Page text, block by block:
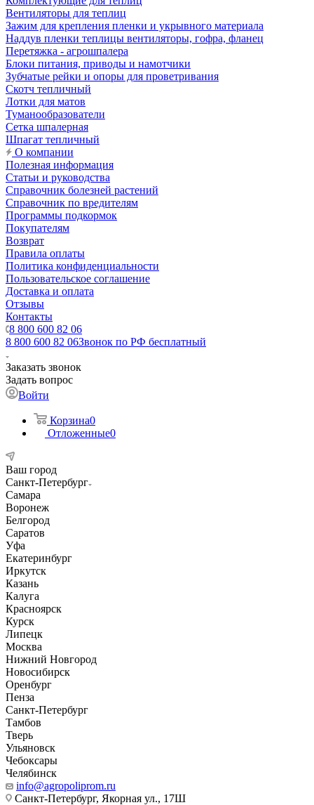
Вентиляторы для теплиц
Зажим для крепления пленки и укрывного материала
Наддув пленки теплицы вентиляторы, гофра, фланец
Перетяжка - агрошпалера
Блоки питания, приводы и намотчики
Зубчатые рейки и опоры для проветривания
Скотч тепличный
Лотки для матов
Туманообразователи
Сетка шпалерная
Шпагат тепличный
О компании
Полезная информация
Статьи и руководства
Справочник болезней растений
Справочник по вредителям
Программы подкормок
Покупателям
Возврат
Правила оплаты
Политика конфиденциальности
Пользовательское соглашение
Доставка и оплата
Отзывы
Контакты
8 800 600 82 06
8 800 600 82 06Звонок по РФ бесплатный
Заказать звонок
Задать вопрос
Войти
Корзина0
Отложенные0
Ваш город
Санкт-Петербург
Самара
Воронеж
Белгород
Саратов
Уфа
Екатеринбург
Иркутск
Казань
Калуга
Красноярск
Курск
Липецк
Москва
Нижний Новгород
Новосибирск
Оренбург
Пенза
Санкт-Петербург
Тамбов
Тверь
Ульяновск
Чебоксары
Челябинск
info@agropoliprom.ru
Санкт-Петербург, Якорная ул., 17Ш